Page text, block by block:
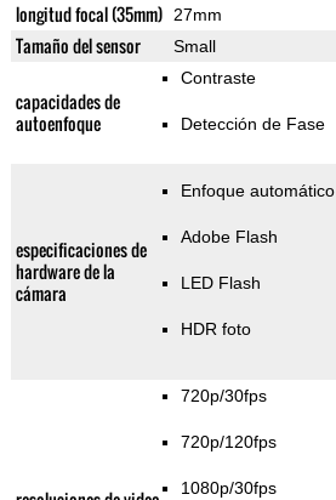
longitud focal (35mm) 27mm
Tamaño del sensor Small
capacidades de
autoenfoque
Contraste
Detección de Fase
especificaciones de
hardware de la
cámara
Enfoque automático
Adobe Flash
LED Flash
HDR foto
720p/30fps
720p/120fps
1080p/30fps